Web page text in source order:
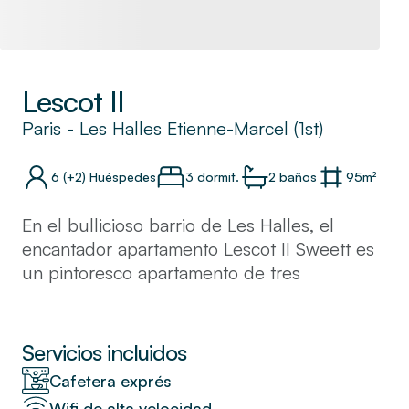
Lescot II
Paris - Les Halles Etienne-Marcel (1st)
6 (+2) Huéspedes 3 dormit. 2 baños 95m²
En el bullicioso barrio de Les Halles, el
encantador apartamento Lescot II Sweett es
un pintoresco apartamento de tres
interiores local ha creado un espacio
encantador y acogedor. El papel tapiz
texturizado le da a este apartamento su
Servicios incluidos
Cafetera exprés